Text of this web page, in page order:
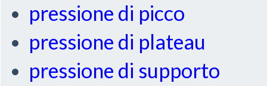
pressione di picco
pressione di plateau
pressione di supporto